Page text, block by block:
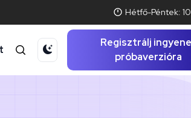
Hétfő-Péntek:
Regisztrálj
próbaverzióra